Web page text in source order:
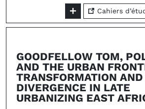
Cahiers
GOODFELLOW TOM,
AND THE URBAN
TRANSFORMATION AND
DIVERGENCE IN LATE
URBANIZING EAST